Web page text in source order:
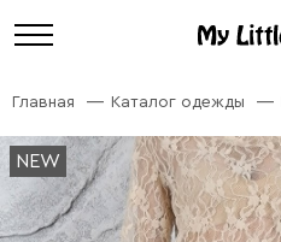
Главная Каталог одежды
NEW
NEW